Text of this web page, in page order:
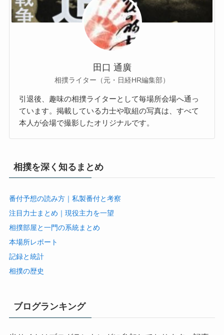
田口 通廣
相撲ライター（元・日経HR編集部）
引退後、趣味の相撲ライターとして毎場所会場へ通っ
ています。掲載している力士や取組の写真は、すべて
本人が会場で撮影したオリジナルです。
相撲を深く知るまとめ
番付予想の読み方｜私製番付と考察
注目力士まとめ｜現役主力を一望
相撲部屋と一門の系統まとめ
本場所レポート
記録と統計
相撲の歴史
ブログランキング